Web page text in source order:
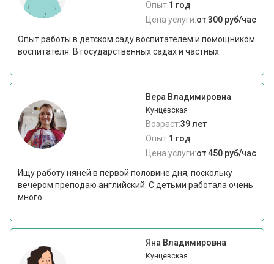
Опыт:1 год
Цена услуги:от 300 руб/час
Опыт работы в детском саду воспитателем и помощником
воспитателя. В государственных садах и частных.
Вера Владимировна
Кунцевская
Возраст:39 лет
Опыт:1 год
Цена услуги:от 450 руб/час
Ищу работу няней в первой половине дня, поскольку
вечером преподаю английский. С детьми работала очень
много...
Яна Владимировна
Кунцевская